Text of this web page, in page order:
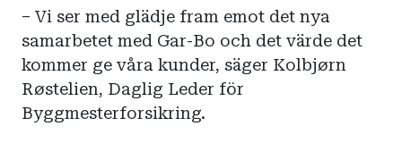
– Vi ser med glädje fram emot det nya
samarbetet med Gar-Bo och det värde det
kommer ge våra kunder, säger Kolbjørn
Røstelien, Daglig Leder för
Byggmesterforsikring.